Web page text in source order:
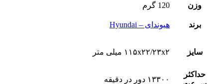
وزن 120 گرم
برند هیوندای – Hyundai
سایز ۱۱۵x۲۲/۲۳x۲ میلی متر
حداکثر
۱۳۳۰۰ دور در دقیقه